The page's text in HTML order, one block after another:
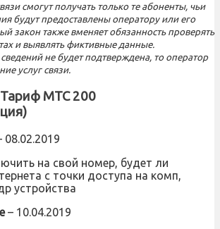
смогут получать только те абоненты, чьи
будут предоставлены оператору или его
закон также вменяет обязанность проверять
и выявлять фиктивные данные.
не будет подтверждена, то оператор
услуг связи.
Тариф МТС 200
08.02.2019
на свой номер, будет ли
с точки доступа на комп,
устройства
– 10.04.2019